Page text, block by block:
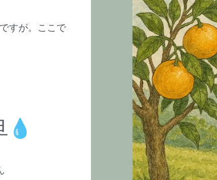
すが。ここで
💧